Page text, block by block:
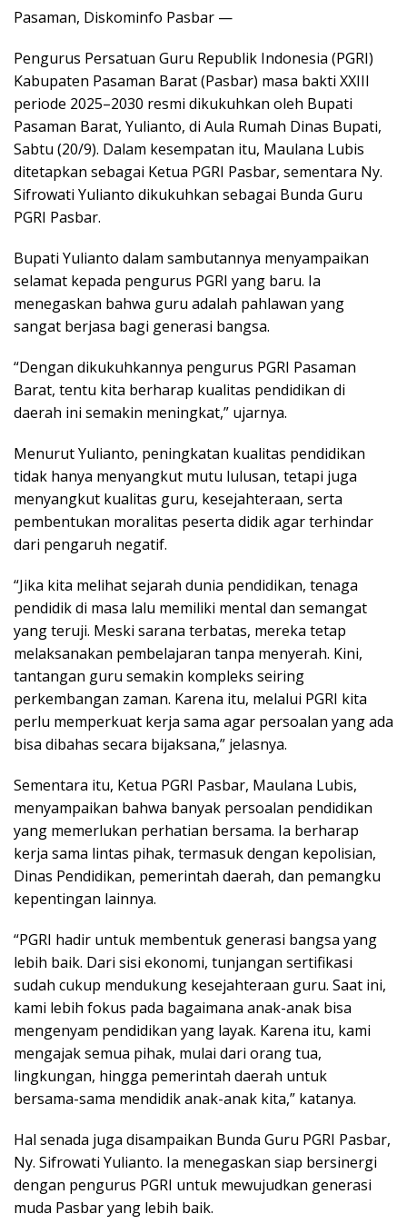
Pasaman, Diskominfo Pasbar —
Pengurus Persatuan Guru Republik Indonesia (PGRI)
Kabupaten Pasaman Barat (Pasbar) masa bakti XXIII
periode 2025–2030 resmi dikukuhkan oleh Bupati
Pasaman Barat, Yulianto, di Aula Rumah Dinas Bupati,
Sabtu (20/9). Dalam kesempatan itu, Maulana Lubis
ditetapkan sebagai Ketua PGRI Pasbar, sementara Ny.
Sifrowati Yulianto dikukuhkan sebagai Bunda Guru
PGRI Pasbar.
Bupati Yulianto dalam sambutannya menyampaikan
selamat kepada pengurus PGRI yang baru. Ia
menegaskan bahwa guru adalah pahlawan yang
sangat berjasa bagi generasi bangsa.
“Dengan dikukuhkannya pengurus PGRI Pasaman
Barat, tentu kita berharap kualitas pendidikan di
daerah ini semakin meningkat,” ujarnya.
Menurut Yulianto, peningkatan kualitas pendidikan
tidak hanya menyangkut mutu lulusan, tetapi juga
menyangkut kualitas guru, kesejahteraan, serta
pembentukan moralitas peserta didik agar terhindar
dari pengaruh negatif.
“Jika kita melihat sejarah dunia pendidikan, tenaga
pendidik di masa lalu memiliki mental dan semangat
yang teruji. Meski sarana terbatas, mereka tetap
melaksanakan pembelajaran tanpa menyerah. Kini,
tantangan guru semakin kompleks seiring
perkembangan zaman. Karena itu, melalui PGRI kita
perlu memperkuat kerja sama agar persoalan yang ada
bisa dibahas secara bijaksana,” jelasnya.
Sementara itu, Ketua PGRI Pasbar, Maulana Lubis,
menyampaikan bahwa banyak persoalan pendidikan
yang memerlukan perhatian bersama. Ia berharap
kerja sama lintas pihak, termasuk dengan kepolisian,
Dinas Pendidikan, pemerintah daerah, dan pemangku
kepentingan lainnya.
“PGRI hadir untuk membentuk generasi bangsa yang
lebih baik. Dari sisi ekonomi, tunjangan sertifikasi
sudah cukup mendukung kesejahteraan guru. Saat ini,
kami lebih fokus pada bagaimana anak-anak bisa
mengenyam pendidikan yang layak. Karena itu, kami
mengajak semua pihak, mulai dari orang tua,
lingkungan, hingga pemerintah daerah untuk
bersama-sama mendidik anak-anak kita,” katanya.
Hal senada juga disampaikan Bunda Guru PGRI Pasbar,
Ny. Sifrowati Yulianto. Ia menegaskan siap bersinergi
dengan pengurus PGRI untuk mewujudkan generasi
muda Pasbar yang lebih baik.